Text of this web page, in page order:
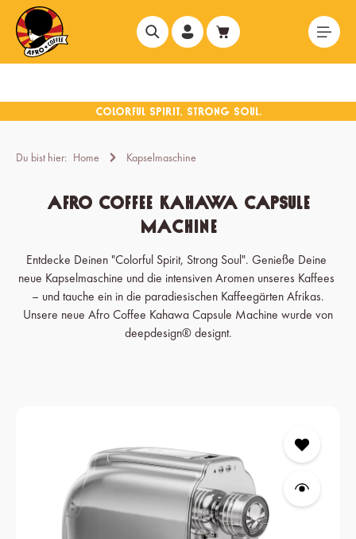
springen
Du bist hier: Home Kapselmaschine
Afro Coffee Kahawa Capsule
Machine
Entdecke Deinen "Colorful Spirit, Strong Soul". Genieße Deine
neue Kapselmaschine und die intensiven Aromen unseres Kaffees
– und tauche ein in die paradiesischen Kaffeegärten Afrikas.
Unsere neue Afro Coffee Kahawa Capsule Machine wurde von
deepdesign® designt.